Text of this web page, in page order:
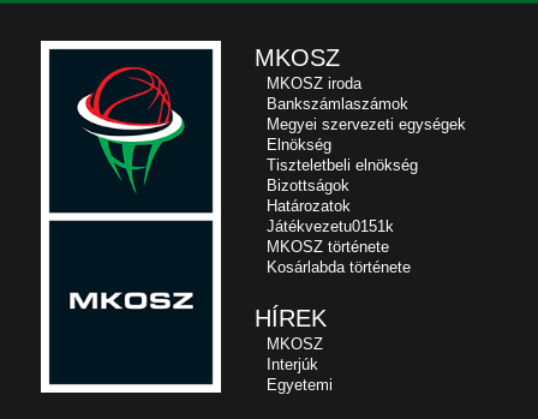
MKOSZ
MKOSZ iroda
Bankszámlaszámok
Megyei szervezeti egységek
Elnökség
Tiszteletbeli elnökség
Bizottságok
Határozatok
Játékvezetu0151k
MKOSZ története
Kosárlabda története
HÍREK
MKOSZ
Interjúk
Egyetemi